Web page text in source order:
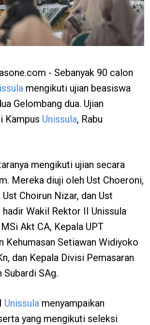
- Sebanyak 90 calon
mengikuti ujian beasiswa
Gelombang dua. Ujian
Kampus Unissula, Rabu
mengikuti ujian secara
Mereka diuji oleh Ust Choeroni,
Choirun Nizar, dan Ust
hadir Wakil Rektor II Unissula
Akt CA, Kepala UPT
Kehumasan Setiawan Widiyoko
dan Kepala Divisi Pemasaran
Subardi SAg.
Unissula menyampaikan
yang mengikuti seleksi